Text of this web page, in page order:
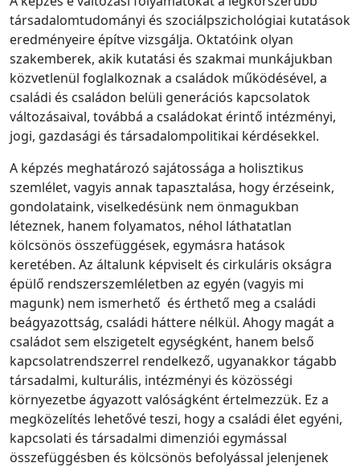
társadalomtudományi és szociálpszichológiai kutatások
eredményeire építve vizsgálja. Oktatóink olyan
szakemberek, akik kutatási és szakmai munkájukban
közvetlenül foglalkoznak a családok működésével, a
családi és családon belüli generációs kapcsolatok
változásaival, továbbá a családokat érintő intézményi,
jogi, gazdasági és társadalompolitikai kérdésekkel.
A képzés meghatározó sajátossága a holisztikus
szemlélet, vagyis annak tapasztalása, hogy érzéseink,
gondolataink, viselkedésünk nem önmagukban
léteznek, hanem folyamatos, néhol láthatatlan
kölcsönös összefüggések, egymásra hatások
keretében. Az általunk képviselt és cirkuláris okságra
épülő rendszerszemléletben az egyén (vagyis mi
magunk) nem ismerhető és érthető meg a családi
beágyazottság, családi háttere nélkül. Ahogy magát a
családot sem elszigetelt egységként, hanem belső
kapcsolatrendszerrel rendelkező, ugyanakkor tágabb
társadalmi, kulturális, intézményi és közösségi
környezetbe ágyazott valóságként értelmezzük. Ez a
megközelítés lehetővé teszi, hogy a családi élet egyéni,
kapcsolati és társadalmi dimenziói egymással
összefüggésben és kölcsönös befolyással jelenjenek